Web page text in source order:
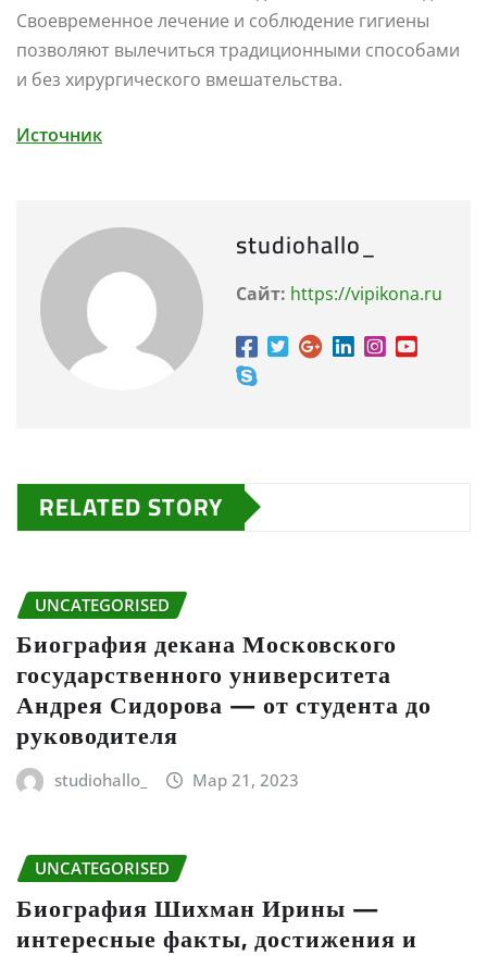
Своевременное лечение и соблюдение гигиены
позволяют вылечиться традиционными способами
и без хирургического вмешательства.
Источник
studiohallo_
Сайт: https://vipikona.ru
RELATED STORY
UNCATEGORISED
Биография декана Московского
государственного университета
Андрея Сидорова — от студента до
руководителя
studiohallo_ Мар 21, 2023
UNCATEGORISED
Биография Шихман Ирины —
интересные факты, достижения и